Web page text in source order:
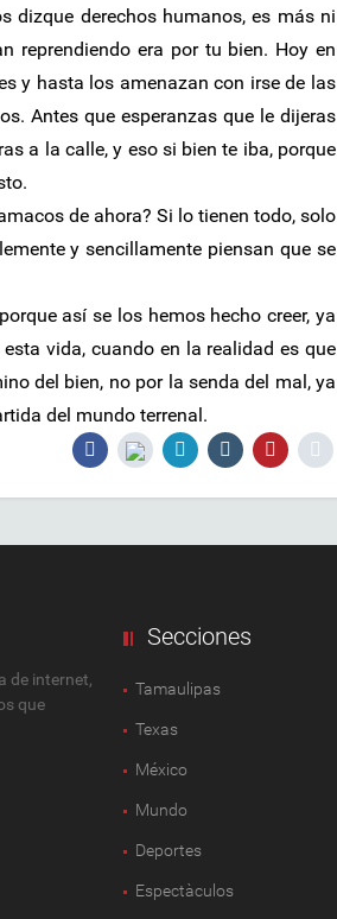
dizque derechos humanos, es más ni
reprendiendo era por tu bien. Hoy en
y hasta los amenazan con irse de las
Antes que esperanzas que le dijeras
a la calle, y eso si bien te iba, porque
de ahora? Si lo tienen todo, solo
y sencillamente piensan que se
así se los hemos hecho creer, ya
vida, cuando en la realidad es que
del bien, no por la senda del mal, ya
del mundo terrenal.
de internet,
que
Secciones
Tamaulipas
Texas
México
Mundo
Deportes
Espectàculos